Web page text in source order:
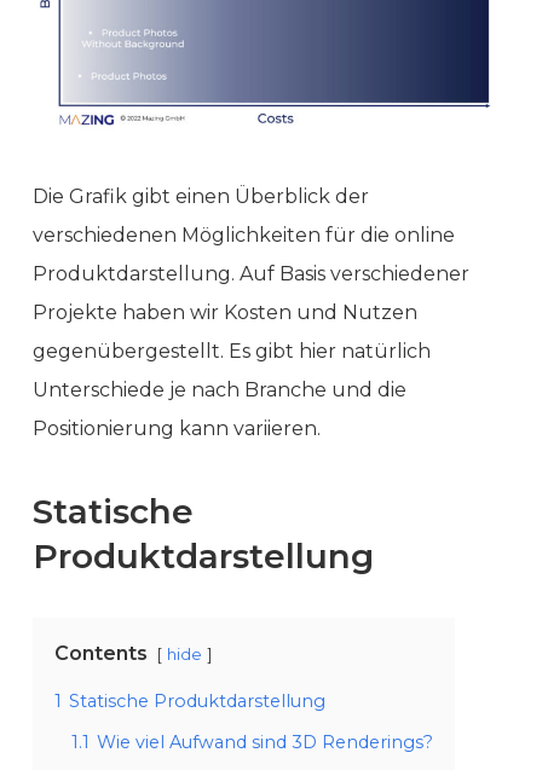
Die Grafik gibt einen Überblick der
verschiedenen Möglichkeiten für die online
Produktdarstellung. Auf Basis verschiedener
Projekte haben wir Kosten und Nutzen
gegenübergestellt. Es gibt hier natürlich
Unterschiede je nach Branche und die
Positionierung kann variieren.
Statische
Produktdarstellung
Contents hide
1 Statische Produktdarstellung
1.1 Wie viel Aufwand sind 3D Renderings?